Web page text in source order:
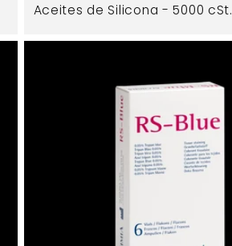
Aceites de Silicona - 5000 cSt.